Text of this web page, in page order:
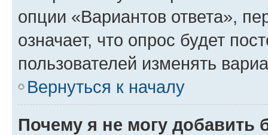
опции «Вариантов ответа»,
означает, что опрос будет
пользователей изменять
Вернуться к началу
Почему я не могу добавить